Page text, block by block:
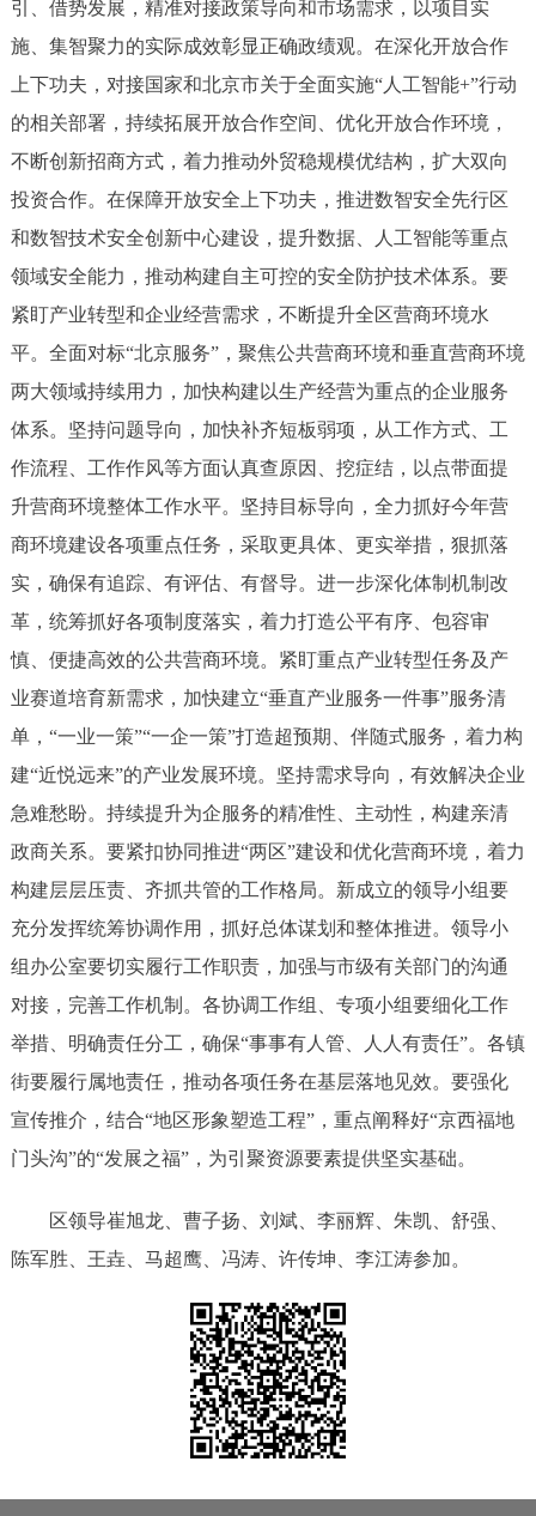
引、借势发展，精准对接政策导向和市场需求，以项目实
施、集智聚力的实际成效彰显正确政绩观。在深化开放合作
上下功夫，对接国家和北京市关于全面实施“人工智能+”行动
的相关部署，持续拓展开放合作空间、优化开放合作环境，
不断创新招商方式，着力推动外贸稳规模优结构，扩大双向
投资合作。在保障开放安全上下功夫，推进数智安全先行区
和数智技术安全创新中心建设，提升数据、人工智能等重点
领域安全能力，推动构建自主可控的安全防护技术体系。要
紧盯产业转型和企业经营需求，不断提升全区营商环境水
平。全面对标“北京服务”，聚焦公共营商环境和垂直营商环境
两大领域持续用力，加快构建以生产经营为重点的企业服务
体系。坚持问题导向，加快补齐短板弱项，从工作方式、工
作流程、工作作风等方面认真查原因、挖症结，以点带面提
升营商环境整体工作水平。坚持目标导向，全力抓好今年营
商环境建设各项重点任务，采取更具体、更实举措，狠抓落
实，确保有追踪、有评估、有督导。进一步深化体制机制改
革，统筹抓好各项制度落实，着力打造公平有序、包容审
慎、便捷高效的公共营商环境。紧盯重点产业转型任务及产
业赛道培育新需求，加快建立“垂直产业服务一件事”服务清
单，“一业一策”“一企一策”打造超预期、伴随式服务，着力构
建“近悦远来”的产业发展环境。坚持需求导向，有效解决企业
急难愁盼。持续提升为企服务的精准性、主动性，构建亲清
政商关系。要紧扣协同推进“两区”建设和优化营商环境，着力
构建层层压责、齐抓共管的工作格局。新成立的领导小组要
充分发挥统筹协调作用，抓好总体谋划和整体推进。领导小
组办公室要切实履行工作职责，加强与市级有关部门的沟通
对接，完善工作机制。各协调工作组、专项小组要细化工作
举措、明确责任分工，确保“事事有人管、人人有责任”。各镇
街要履行属地责任，推动各项任务在基层落地见效。要强化
宣传推介，结合“地区形象塑造工程”，重点阐释好“京西福地
门头沟”的“发展之福”，为引聚资源要素提供坚实基础。
区领导崔旭龙、曹子扬、刘斌、李丽辉、朱凯、舒强、
陈军胜、王垚、马超鹰、冯涛、许传坤、李江涛参加。